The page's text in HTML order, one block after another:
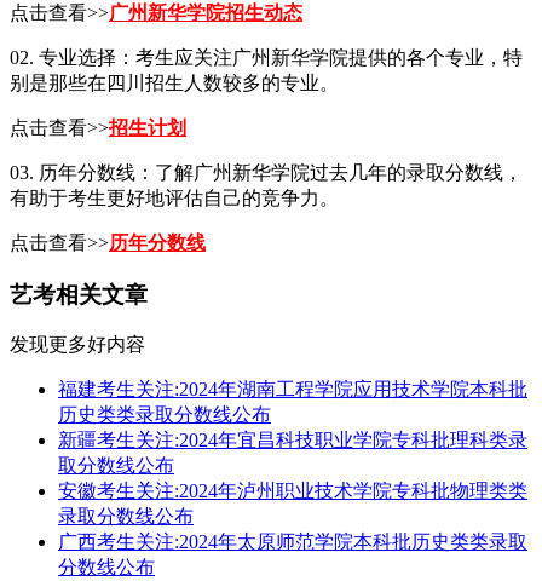
点击查看>>广州新华学院招生动态
02. 专业选择：考生应关注广州新华学院提供的各个专业，特
别是那些在四川招生人数较多的专业。
点击查看>>招生计划
03. 历年分数线：了解广州新华学院过去几年的录取分数线，
有助于考生更好地评估自己的竞争力。
点击查看>>历年分数线
艺考相关文章
发现更多好内容
福建考生关注:2024年湖南工程学院应用技术学院本科批
历史类类录取分数线公布
新疆考生关注:2024年宜昌科技职业学院专科批理科类录
取分数线公布
安徽考生关注:2024年泸州职业技术学院专科批物理类类
录取分数线公布
广西考生关注:2024年太原师范学院本科批历史类类录取
分数线公布